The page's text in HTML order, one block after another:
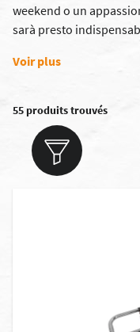
weekend o un
sarà presto
Voir plus
55 produits trouvés